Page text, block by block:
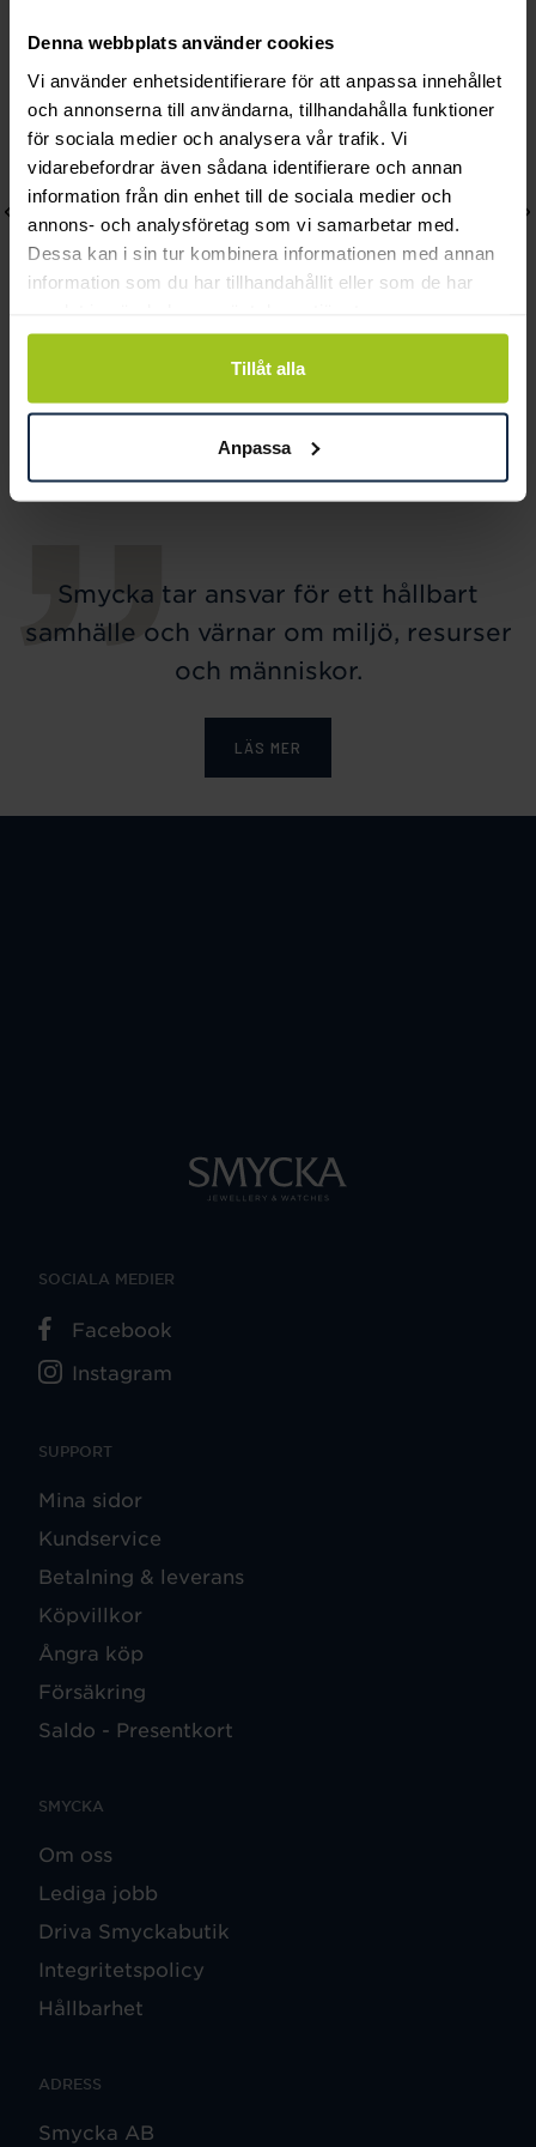
Denna webbplats använder cookies
Vi använder enhetsidentifierare för att anpassa innehållet
och annonserna till användarna, tillhandahålla funktioner
för sociala medier och analysera vår trafik. Vi
vidarebefordrar även sådana identifierare och annan
information från din enhet till de sociala medier och
annons- och analysföretag som vi samarbetar med.
Dessa kan i sin tur kombinera informationen med annan
information som du har tillhandahållit eller som de har
Tillåt alla
Anpassa
Taunton
Tissot
Tissot PRC 100 Solar 39
mm
Pris:6 095 kr
6 095 kr
Smycka tar ansvar för ett hållbart
samhälle och värnar om miljö, resurser
och människor.
LÄS MER
SUPPORT
Mina sidor
Kundservice
Betalning & leverans
Köpvillkor
Ångra köp
Försäkring
Saldo - Presentkort
SMYCKA
Om oss
Lediga jobb
Driva Smyckabutik
Integritetspolicy
Hållbarhet
ADRESS
Smycka AB
SOCIALA MEDIER
Facebook
Instagram